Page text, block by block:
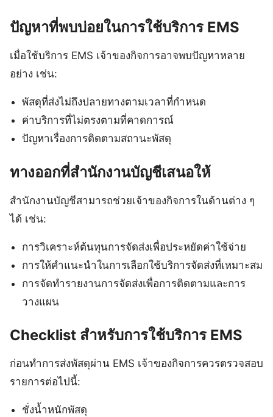
ปัญหาที่พบบ่อยในการใช้บริการ EMS
เมื่อใช้บริการ EMS เจ้าของกิจการอาจพบปัญหาหลาย
อย่าง เช่น:
พัสดุที่ส่งไม่ถึงปลายทางตามเวลาที่กำหนด
ค่าบริการที่ไม่ตรงตามที่คาดการณ์
ปัญหาเรื่องการติดตามสถานะพัสดุ
ทางออกที่สำนักงานบัญชีเสนอให้
สำนักงานบัญชีสามารถช่วยเจ้าของกิจการในด้านต่าง ๆ
ได้ เช่น:
การวิเคราะห์ต้นทุนการจัดส่งเพื่อประหยัดค่าใช้จ่าย
การให้คำแนะนำในการเลือกใช้บริการจัดส่งที่เหมาะสม
การจัดทำรายงานการจัดส่งเพื่อการติดตามและการ
วางแผน
Checklist สำหรับการใช้บริการ EMS
ก่อนทำการส่งพัสดุผ่าน EMS เจ้าของกิจการควรตรวจสอบ
รายการต่อไปนี้:
ชั่งน้ำหนักพัสดุ